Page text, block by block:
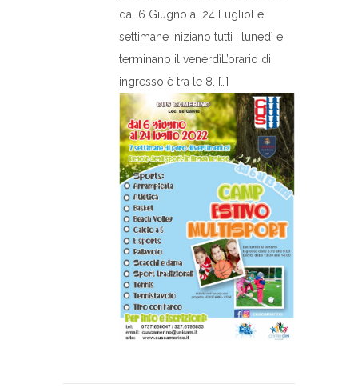
dal 6 Giugno al 24 LuglioLe
settimane iniziano tutti i lunedì e
terminano il venerdìL’orario di
ingresso è tra le 8. […]